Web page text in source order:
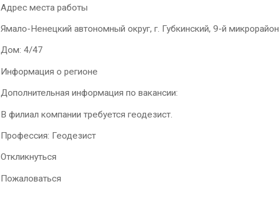
Адрес места работы
Ямало-Ненецкий автономный округ, г. Губкинский, 9-й микрорайон
Дом: 4/47
Информация о регионе
Дополнительная информация по вакансии:
В филиал компании требуется геодезист.
Профессия: Геодезист
Откликнуться
Пожаловаться